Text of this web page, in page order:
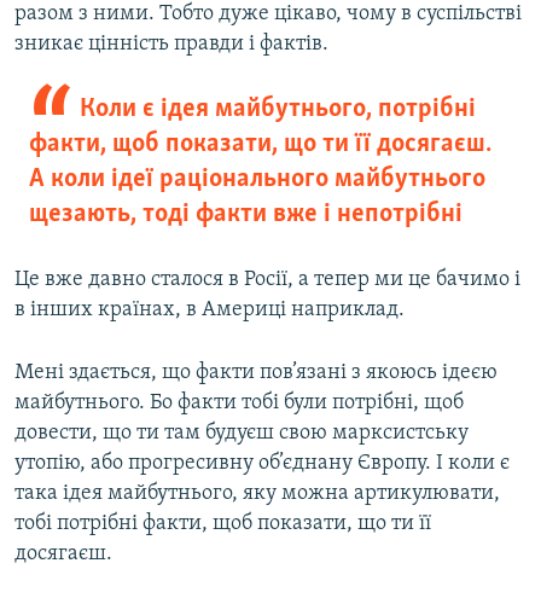
разом з ними. Тобто дуже цікаво, чому в суспільстві
зникає цінність правди і фактів.
Коли є ідея майбутнього, потрібні
факти, щоб показати, що ти її досягаєш.
А коли ідеї раціонального майбутнього
щезають, тоді факти вже і непотрібні
Це вже давно сталося в Росії, а тепер ми це бачимо і
в інших країнах, в Америці наприклад.
Мені здається, що факти пов’язані з якоюсь ідеєю
майбутнього. Бо факти тобі були потрібні, щоб
довести, що ти там будуєш свою марксистську
утопію, або прогресивну об’єднану Європу. І коли є
така ідея майбутнього, яку можна артикулювати,
тобі потрібні факти, щоб показати, що ти її
досягаєш.